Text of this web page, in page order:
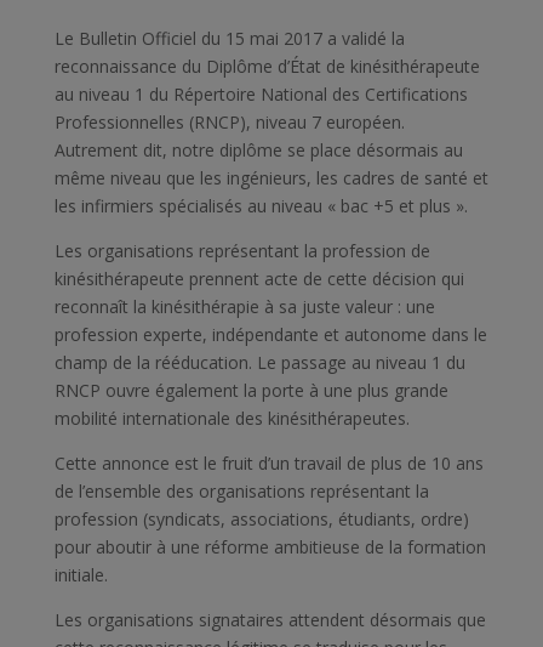
Le Bulletin Officiel du 15 mai 2017 a validé la
reconnaissance du Diplôme d’État de kinésithérapeute
au niveau 1 du Répertoire National des Certifications
Professionnelles (RNCP), niveau 7 européen.
Autrement dit, notre diplôme se place désormais au
même niveau que les ingénieurs, les cadres de santé et
les infirmiers spécialisés au niveau « bac +5 et plus ».
Les organisations représentant la profession de
kinésithérapeute prennent acte de cette décision qui
reconnaît la kinésithérapie à sa juste valeur : une
profession experte, indépendante et autonome dans le
champ de la rééducation. Le passage au niveau 1 du
RNCP ouvre également la porte à une plus grande
mobilité internationale des kinésithérapeutes.
Cette annonce est le fruit d’un travail de plus de 10 ans
de l’ensemble des organisations représentant la
profession (syndicats, associations, étudiants, ordre)
pour aboutir à une réforme ambitieuse de la formation
initiale.
Les organisations signataires attendent désormais que